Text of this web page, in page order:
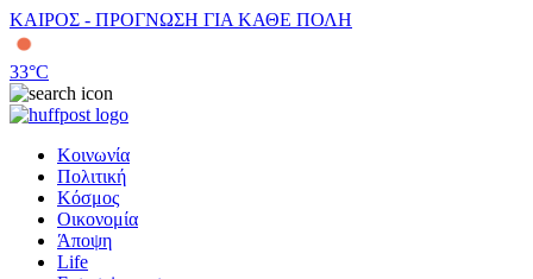
ΚΑΙΡΟΣ - ΠΡΟΓΝΩΣΗ ΓΙΑ ΚΑΘΕ ΠΟΛΗ
33°C
Κοινωνία
Πολιτική
Κόσμος
Οικονομία
Άποψη
Life